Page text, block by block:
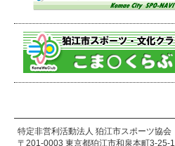
特定非営利活動法人 狛江市スポーツ協会
〒201-0003 東京都狛江市和泉本町3-25-1